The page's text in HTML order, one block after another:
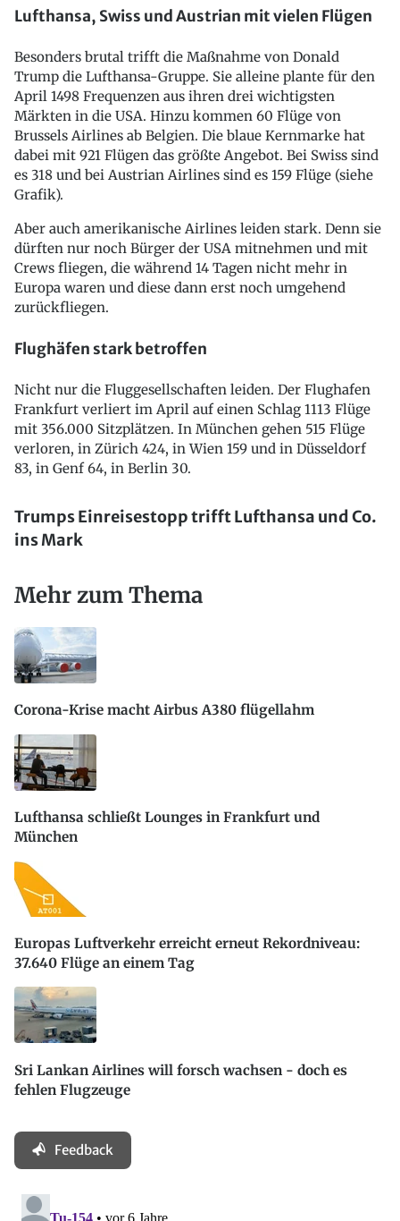
Lufthansa, Swiss und Austrian mit vielen Flügen
Besonders brutal trifft die Maßnahme von Donald
Trump die Lufthansa-Gruppe. Sie alleine plante für den
April 1498 Frequenzen aus ihren drei wichtigsten
Märkten in die USA. Hinzu kommen 60 Flüge von
Brussels Airlines ab Belgien. Die blaue Kernmarke hat
dabei mit 921 Flügen das größte Angebot. Bei Swiss sind
es 318 und bei Austrian Airlines sind es 159 Flüge (siehe
Grafik).
Aber auch amerikanische Airlines leiden stark. Denn sie
dürften nur noch Bürger der USA mitnehmen und mit
Crews fliegen, die während 14 Tagen nicht mehr in
Europa waren und diese dann erst noch umgehend
zurückfliegen.
Flughäfen stark betroffen
Nicht nur die Fluggesellschaften leiden. Der Flughafen
Frankfurt verliert im April auf einen Schlag 1113 Flüge
mit 356.000 Sitzplätzen. In München gehen 515 Flüge
verloren, in Zürich 424, in Wien 159 und in Düsseldorf
83, in Genf 64, in Berlin 30.
Trumps Einreisestopp trifft Lufthansa und Co.
ins Mark
Mehr zum Thema
Corona-Krise macht Airbus A380 flügellahm
Lufthansa schließt Lounges in Frankfurt und
München
Europas Luftverkehr erreicht erneut Rekordniveau:
37.640 Flüge an einem Tag
Sri Lankan Airlines will forsch wachsen - doch es
fehlen Flugzeuge
Feedback